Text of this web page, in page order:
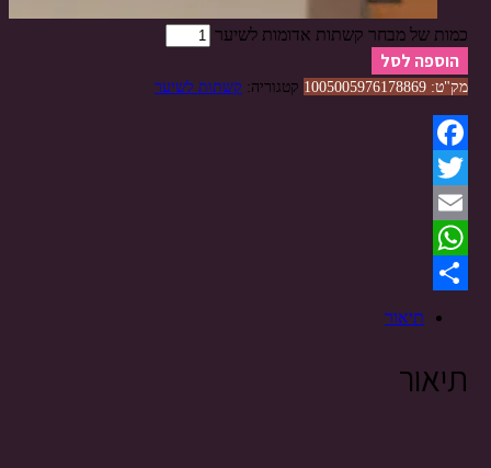
כמות של מבחר קשתות אדומות לשיער
הוספה לסל
מק"ט: 1005005976178869 קטגוריה: קשתות לשיער
Facebook
Twitter
Email
WhatsApp
תיאור
תיאור